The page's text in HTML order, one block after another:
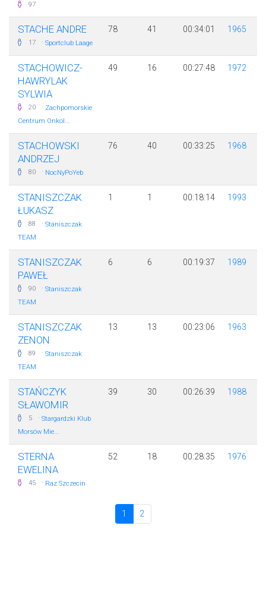
97
STACHE ANDRE
17 · Sportclub Laage
78 41 00:34:01 1965
STACHOWICZ-
HAWRYLAK
SYLWIA
20 · Zachpomorskie
Centrum Onkol...
49 16 00:27:48 1972
STACHOWSKI
ANDRZEJ
80 · NocNyPoYeb
76 40 00:33:25 1968
STANISZCZAK
ŁUKASZ
88 · Staniszczak
TEAM
1 1 00:18:14 1993
STANISZCZAK
PAWEŁ
90 · Staniszczak
TEAM
6 6 00:19:37 1989
STANISZCZAK
ZENON
89 · Staniszczak
TEAM
13 13 00:23:06 1963
STAŃCZYK
SŁAWOMIR
5 · Stargardzki Klub
Morsów Mie...
39 30 00:26:39 1988
STERNA
EWELINA
45 · Raz Szczecin
52 18 00:28:35 1976
1 2